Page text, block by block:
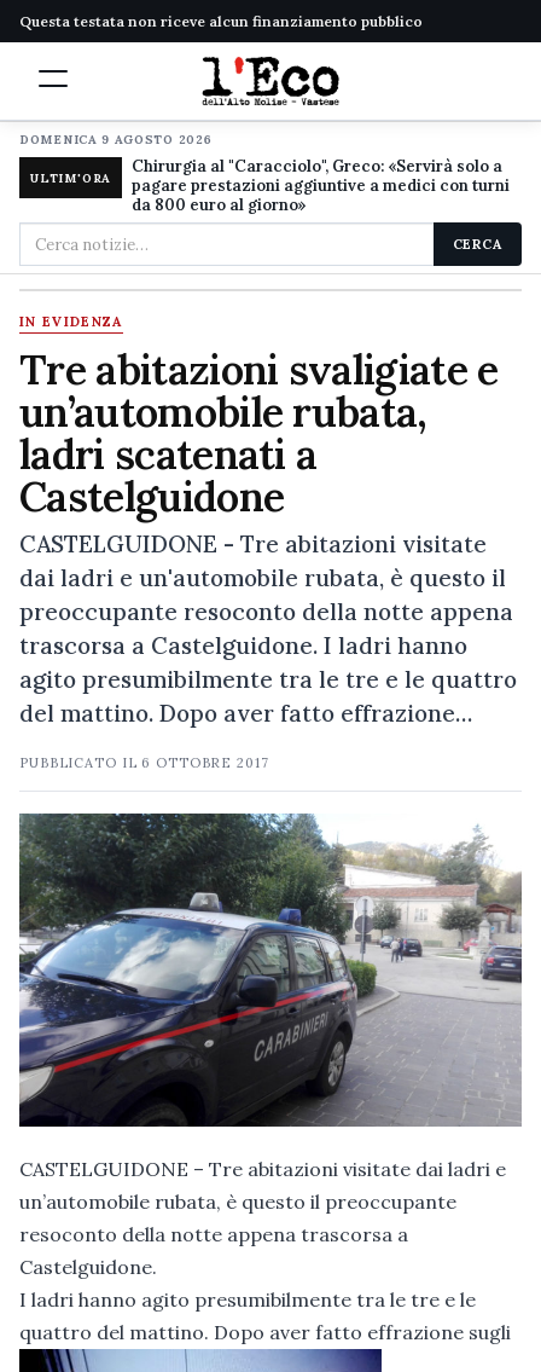
Questa testata non riceve alcun finanziamento pubblico
DOMENICA 9 AGOSTO 2026
ULTIM'ORA
Chirurgia al "Caracciolo", Greco: «Servirà solo a
pagare prestazioni aggiuntive a medici con turni
da 800 euro al giorno»
Cerca
nel
sito
CERCA
IN EVIDENZA
Tre abitazioni svaligiate e
un’automobile rubata,
ladri scatenati a
Castelguidone
CASTELGUIDONE - Tre abitazioni visitate
dai ladri e un'automobile rubata, è questo il
preoccupante resoconto della notte appena
trascorsa a Castelguidone. I ladri hanno
agito presumibilmente tra le tre e le quattro
del mattino. Dopo aver fatto effrazione…
PUBBLICATO IL 6 OTTOBRE 2017
CASTELGUIDONE – Tre abitazioni visitate dai ladri e
un’automobile rubata, è questo il preoccupante
resoconto della notte appena trascorsa a
Castelguidone.
I ladri hanno agito presumibilmente tra le tre e le
quattro del mattino. Dopo aver fatto effrazione sugli